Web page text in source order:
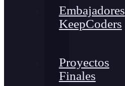
Embajadores
KeepCoders
Proyectos
Finales